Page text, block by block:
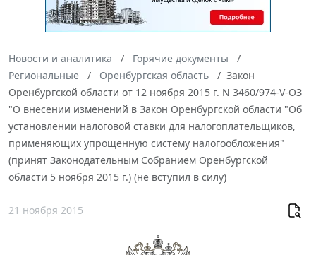
Новости и аналитика
Горячие документы
Региональные
Оренбургская область
Закон
Оренбургской области от 12 ноября 2015 г. N 3460/974-V-ОЗ
"О внесении изменений в Закон Оренбургской области "Об
установлении налоговой ставки для налогоплательщиков,
применяющих упрощенную систему налогообложения"
(принят Законодательным Собранием Оренбургской
области 5 ноября 2015 г.) (не вступил в силу)
21 ноября 2015